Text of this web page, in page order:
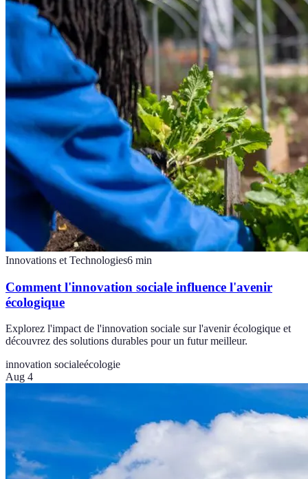
Innovations et Technologies6 min
Comment l'innovation sociale influence l'avenir
écologique
Explorez l'impact de l'innovation sociale sur l'avenir écologique et
découvrez des solutions durables pour un futur meilleur.
innovation socialeécologie
Aug 4